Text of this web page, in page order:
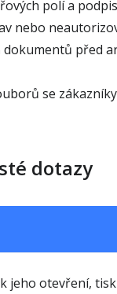
polí a
nebo
před
se
dotazy
jeho otevření,